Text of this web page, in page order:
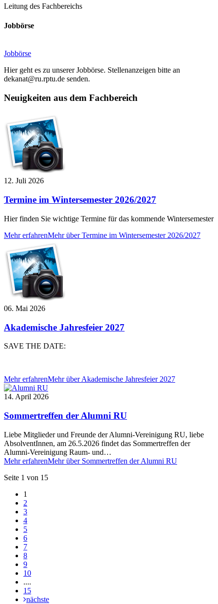
Leitung des Fachbereichs
Jobbörse
Jobbörse
Hier geht es zu unserer Jobbörse. Stellenanzeigen bitte an
dekanat@ru.rptu.de senden.
Neuigkeiten aus dem Fachbereich
12. Juli 2026
Termine im Wintersemester 2026/2027
Hier finden Sie wichtige Termine für das kommende Wintersemester
Mehr erfahrenMehr über Termine im Wintersemester 2026/2027
06. Mai 2026
Akademische Jahresfeier 2027
SAVE THE DATE:
Mehr erfahrenMehr über Akademische Jahresfeier 2027
14. April 2026
Sommertreffen der Alumni RU
Liebe Mitglieder und Freunde der Alumni-Vereinigung RU, liebe
AbsolventInnen, am 26.5.2026 findet das Sommertreffen der
Alumni-Vereinigung Raum- und…
Mehr erfahrenMehr über Sommertreffen der Alumni RU
Seite 1 von 15
1
2
3
4
5
6
7
8
9
10
....
15
nächste